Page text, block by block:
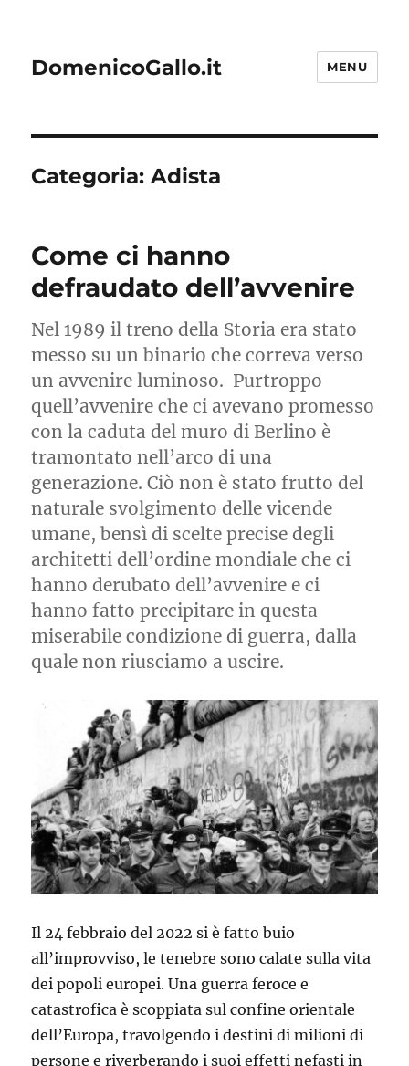
DomenicoGallo.it MENU
Categoria:Adista
Come ci hanno
defraudato dell’avvenire
Nel 1989 il treno della Storia era stato
messo su un binario che correva verso
un avvenire luminoso. Purtroppo
quell’avvenire che ci avevano promesso
con la caduta del muro di Berlino è
tramontato nell’arco di una
generazione. Ciò non è stato frutto del
naturale svolgimento delle vicende
umane, bensì di scelte precise degli
architetti dell’ordine mondiale che ci
hanno derubato dell’avvenire e ci
hanno fatto precipitare in questa
miserabile condizione di guerra, dalla
quale non riusciamo a uscire.
Il 24 febbraio del 2022 si è fatto buio
all’improvviso, le tenebre sono calate sulla vita
dei popoli europei. Una guerra feroce e
catastrofica è scoppiata sul confine orientale
dell’Europa, travolgendo i destini di milioni di
persone e riverberando i suoi effetti nefasti in